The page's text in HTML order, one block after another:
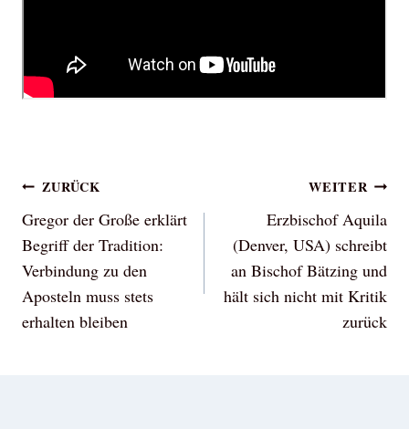
Beitragsnavigation
ZURÜCK
Gregor der Große erklärt
Begriff der Tradition:
Verbindung zu den
Aposteln muss stets
erhalten bleiben
WEITER
Erzbischof Aquila
(Denver, USA) schreibt
an Bischof Bätzing und
hält sich nicht mit Kritik
zurück